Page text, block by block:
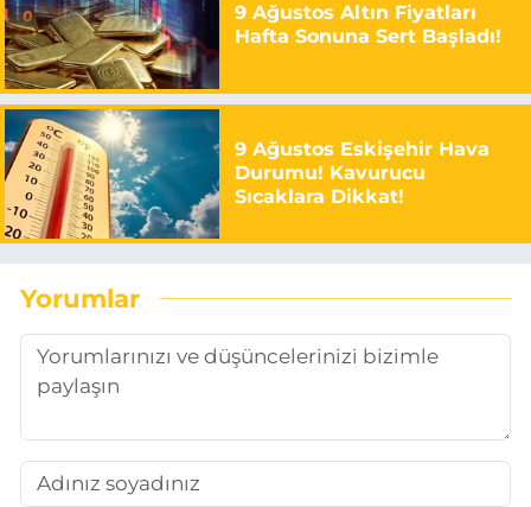
9 Ağustos Altın Fiyatları
Hafta Sonuna Sert Başladı!
9 Ağustos Eskişehir Hava
Durumu! Kavurucu
Sıcaklara Dikkat!
Yorumlar